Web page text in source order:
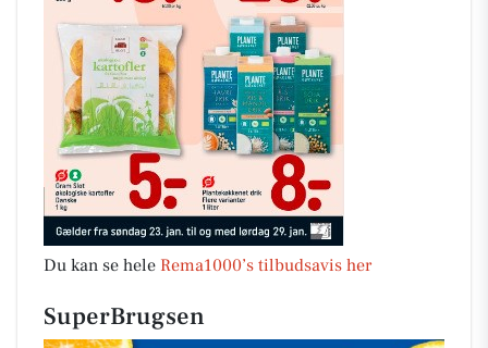
Du kan se hele Rema1000’s tilbudsavis her
SuperBrugsen